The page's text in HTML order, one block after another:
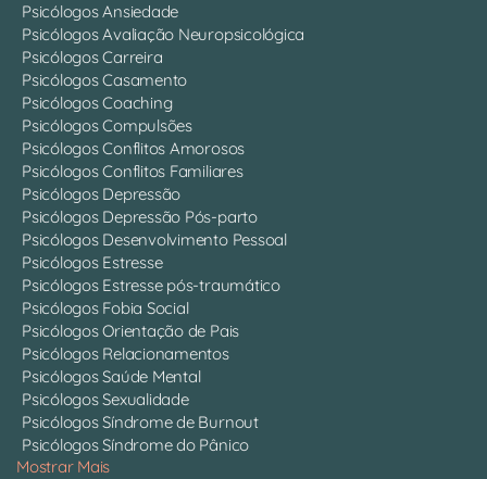
Psicólogos Ansiedade
Psicólogos Avaliação Neuropsicológica
Psicólogos Carreira
Psicólogos Casamento
Psicólogos Coaching
Psicólogos Compulsões
Psicólogos Conflitos Amorosos
Psicólogos Conflitos Familiares
Psicólogos Depressão
Psicólogos Depressão Pós-parto
Psicólogos Desenvolvimento Pessoal
Psicólogos Estresse
Psicólogos Estresse pós-traumático
Psicólogos Fobia Social
Psicólogos Orientação de Pais
Psicólogos Relacionamentos
Psicólogos Saúde Mental
Psicólogos Sexualidade
Psicólogos Síndrome de Burnout
Psicólogos Síndrome do Pânico
Mostrar Mais